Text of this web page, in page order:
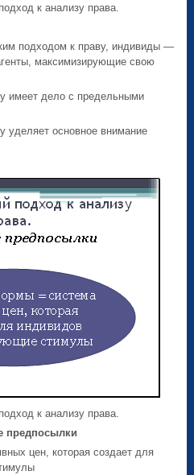
к анализу права.
подходом к праву, индивиды —
максимизирующие свою
имеет дело с предельными
уделяет основное внимание
к анализу права.
предпосылки
цен, которая создает для